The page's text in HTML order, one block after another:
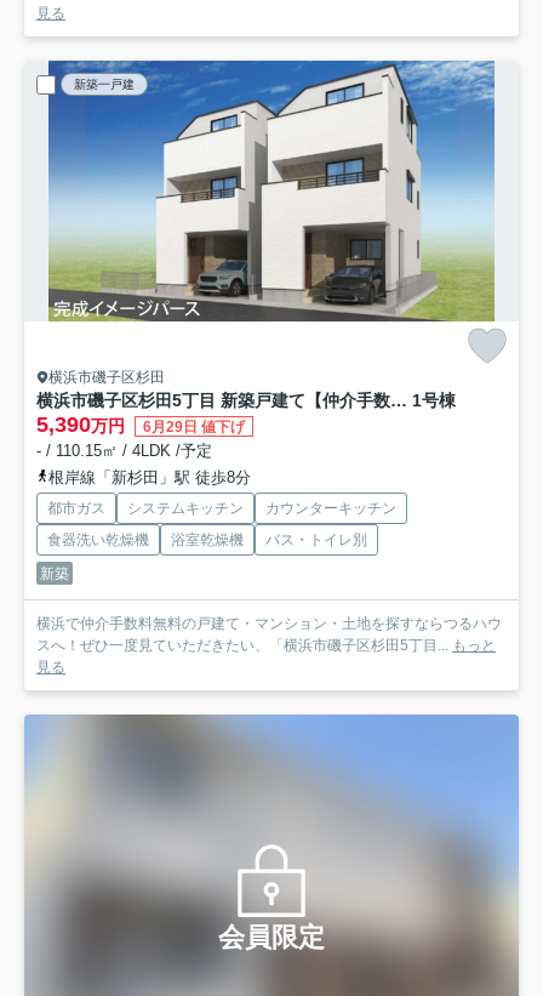
見る
新築一戸建
横浜市磯子区杉田
横浜市磯子区杉田5丁目 新築戸建て【仲介手数料無料】 1号棟
5,390万円 6月29日 値下げ
- / 110.15㎡ / 4LDK /予定
根岸線「新杉田」駅 徒歩8分
都市ガス システムキッチン
カウンターキッチン
食器洗い乾燥機
浴室乾燥機
バス・トイレ別
新築
横浜で仲介手数料無料の戸建て・マンション・土地を探すならつるハウ
スへ！ぜひ一度見ていただきたい、「横浜市磯子区杉田5丁目... もっと
見る
会員限定